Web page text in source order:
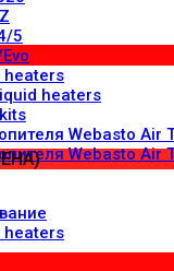
5
heaters
heaters
Webasto Air
Webasto Air
heaters